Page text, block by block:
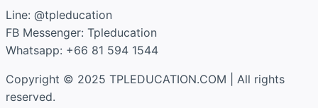
Line: @tpleducation
FB Messenger: Tpleducation
Whatsapp: +66 81 594 1544
Copyright © 2025 TPLEDUCATION.COM | All rights
reserved.